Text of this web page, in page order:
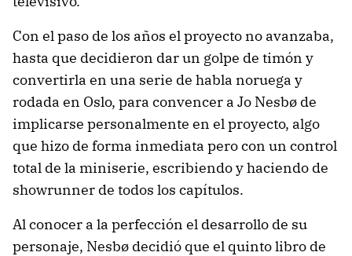
Con el paso de los años el proyecto no avanzaba,
hasta que decidieron dar un golpe de timón y
convertirla en una serie de habla noruega y
rodada en Oslo, para convencer a Jo Nesbø de
implicarse personalmente en el proyecto, algo
que hizo de forma inmediata pero con un control
total de la miniserie, escribiendo y haciendo de
showrunner de todos los capítulos.
Al conocer a la perfección el desarrollo de su
personaje, Nesbø decidió que el quinto libro de